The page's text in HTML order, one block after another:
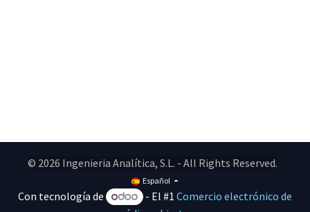
© 2026 Ingenieria Analítica, S.L. - All Rights Reserved.
Español
Con tecnología de - El #1Comercio electrónico de